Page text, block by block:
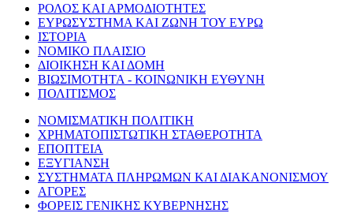
ΡΟΛΟΣ ΚΑΙ ΑΡΜΟΔΙΟΤΗΤΕΣ
ΕΥΡΩΣΥΣΤΗΜΑ ΚΑΙ ΖΩΝΗ ΤΟΥ ΕΥΡΩ
ΙΣΤΟΡΙΑ
ΝΟΜΙΚΟ ΠΛΑΙΣΙΟ
ΔΙΟΙΚΗΣΗ ΚΑΙ ΔΟΜΗ
ΒΙΩΣΙΜΟΤΗΤΑ - ΚΟΙΝΩΝΙΚΗ ΕΥΘΥΝΗ
ΠΟΛΙΤΙΣΜΟΣ
ΝΟΜΙΣΜΑΤΙΚΗ ΠΟΛΙΤΙΚΗ
ΧΡΗΜΑΤΟΠΙΣΤΩΤΙΚΗ ΣΤΑΘΕΡΟΤΗΤΑ
ΕΠΟΠΤΕΙΑ
ΕΞΥΓΙΑΝΣΗ
ΣΥΣΤΗΜΑΤΑ ΠΛΗΡΩΜΩΝ ΚΑΙ ΔΙΑΚΑΝΟΝΙΣΜΟΥ
ΑΓΟΡΕΣ
ΦΟΡΕΙΣ ΓΕΝΙΚΗΣ ΚΥΒΕΡΝΗΣΗΣ